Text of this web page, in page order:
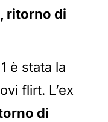
ritorno di
è stata la
flirt. L’ex
di